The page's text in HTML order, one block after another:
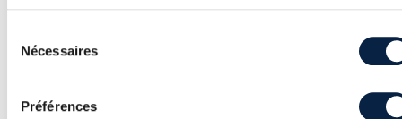
Nécessaires
Préférences